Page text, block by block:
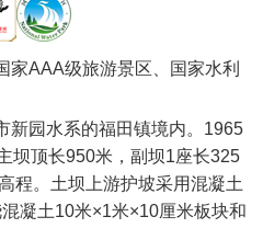
家AAA级旅游景区、国家水利
园水系的福田镇境内。1965
坝顶长950米，副坝1座长325
程。土坝上游护坡采用混凝土
凝土10米×1米×10厘米板块和